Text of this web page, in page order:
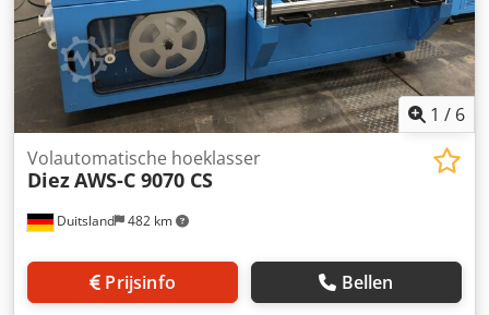
1 / 6
Duitsland 482 km
Volautomatische hoeklasser
DiezAWS-C 9070 CS
Prijsinfo Bellen